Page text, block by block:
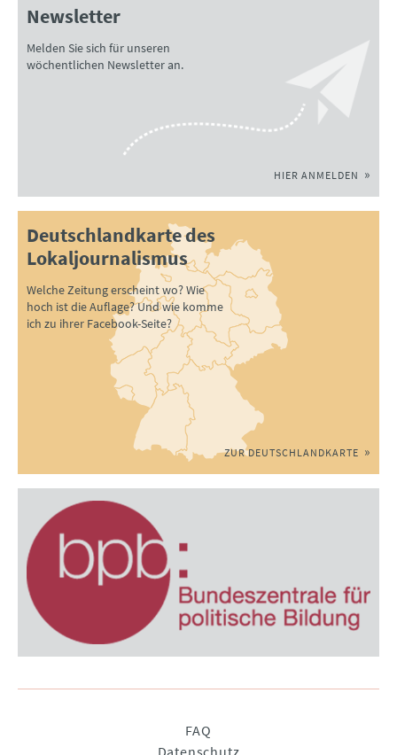
Newsletter
Melden Sie sich für unseren
wöchentlichen Newsletter an.
HIER ANMELDEN
Deutschlandkarte des
Lokaljournalismus
Welche Zeitung erscheint wo? Wie
hoch ist die Auflage? Und wie komme
ich zu ihrer Facebook-Seite?
ZUR DEUTSCHLANDKARTE
FAQ
Datenschutz